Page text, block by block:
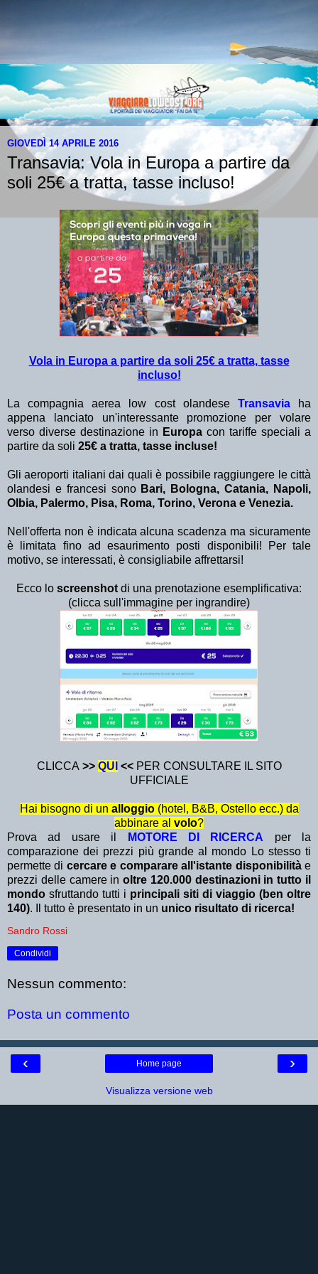
GIOVEDÌ 14 APRILE 2016
Transavia: Vola in Europa a partire da
soli 25€ a tratta, tasse incluso!
Vola in Europa a partire da soli 25€ a tratta, tasse
incluso!
La compagnia aerea low cost olandese Transavia
ha
appena lanciato un'interessante promozione per volare
verso diverse destinazione in Europa con tariffe speciali a
partire da soli 25€ a tratta, tasse incluse!
Gli aeroporti italiani dai quali è possibile raggiungere le città
olandesi e francesi sono Bari, Bologna, Catania, Napoli,
Olbia, Palermo, Pisa, Roma, Torino, Verona e Venezia.
Nell'offerta non è indicata alcuna scadenza ma sicuramente
è limitata fino ad esaurimento posti disponibili! Per tale
motivo, se interessati, è consigliabile affrettarsi!
Ecco lo screenshot di una prenotazione esemplificativa:
(clicca sull'immagine per ingrandire)
CLICCA >> QUI <<PER CONSULTARE IL SITO
UFFICIALE
Hai bisogno di un alloggio (hotel, B&B, Ostello ecc.) da
abbinare al volo?
Prova ad usare il
MOTORE DI RICERCA per la
comparazione dei prezzi più grande al mondo Lo stesso ti
permette di cercare e comparare all'istante disponibilitàe
prezzi delle camere inoltre 120.000 destinazioni in tutto il
mondo sfruttando tutti i principali siti di viaggio (ben oltre
140). Il tutto è presentato in un unico risultato di ricerca!
Sandro Rossi
Condividi
Nessun commento:
Posta un commento
‹ ›
Home page
Visualizza versione web